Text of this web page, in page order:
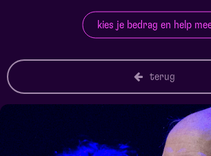
kies je bedrag en help
terug